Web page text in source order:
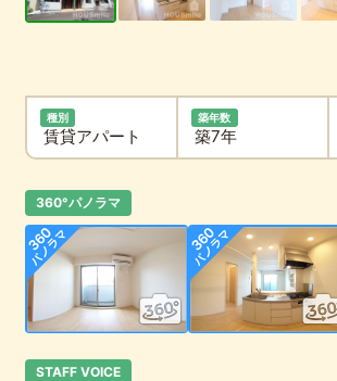
種別
賃貸アパート
築年数
築7年
360°パノラマ
STAFF VOICE